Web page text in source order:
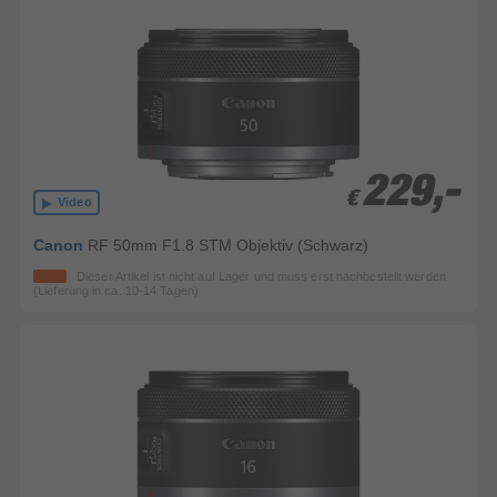
Video € 229,-
€ 229,-
Canon RF 50mm F1.8 STM Objektiv (Schwarz)
Dieser Artikel ist nicht auf Lager und muss erst nachbestellt werden
(Lieferung in ca. 10-14 Tagen)